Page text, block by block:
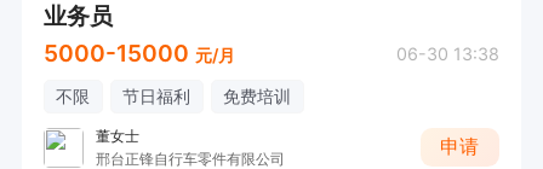
业务员
5000-15000 元/月 06-30 13:38
不限 节日福利 免费培训
董女士
邢台正锋自行车零件有限公司
申请